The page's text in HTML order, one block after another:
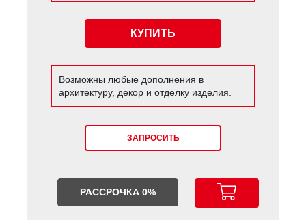
КУПИТЬ
Возможны любые дополнения в
архитектуру, декор и отделку изделия.
ЗАПРОСИТЬ
РАССРОЧКА 0%